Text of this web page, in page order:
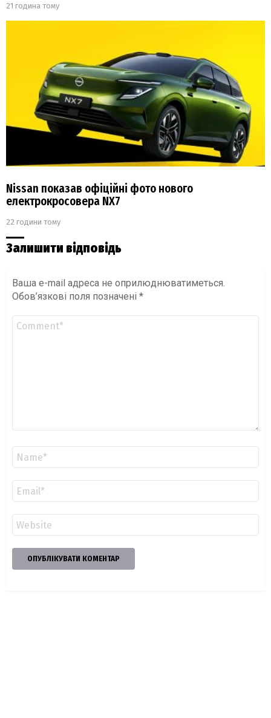
21 година тому
Nissan показав офіційні фото нового
електрокросовера NX7
22 години тому
Залишити відповідь
Ваша e-mail адреса не оприлюднюватиметься.
Обов’язкові поля позначені *
Коментар